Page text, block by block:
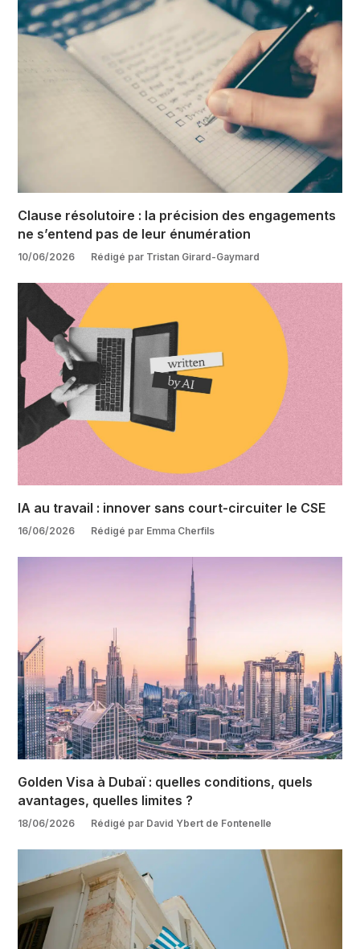
Golden Visa à Dubaï : quelles conditions, quels
avantages, quelles limites ?
18/06/2026 Rédigé par David Ybert de Fontenelle
IA au travail : innover sans court-circuiter le CSE
16/06/2026 Rédigé par Emma Cherfils
Clause résolutoire : la précision des engagements
ne s’entend pas de leur énumération
10/06/2026 Rédigé par Tristan Girard-Gaymard